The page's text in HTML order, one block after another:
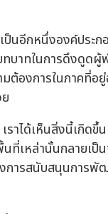
ป็นอีกหนึ่งองค์ประก
ทบาทในการดึงดูดผู้
ต้องการในภาคที่อ
าได้เห็นสิ่งนี้เกิดขึ้
ที่เหล่านั้นกลายเป็
การสนับสนุนการพั